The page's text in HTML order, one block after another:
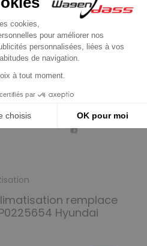
remplace
Hyundai